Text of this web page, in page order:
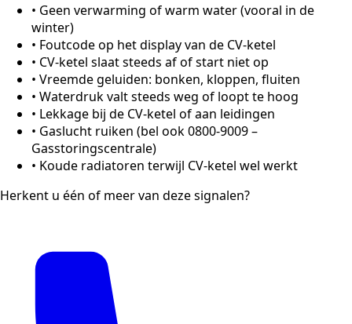
• Geen verwarming of warm water (vooral in de
winter)
• Foutcode op het display van de CV-ketel
• CV-ketel slaat steeds af of start niet op
• Vreemde geluiden: bonken, kloppen, fluiten
• Waterdruk valt steeds weg of loopt te hoog
• Lekkage bij de CV-ketel of aan leidingen
• Gaslucht ruiken (bel ook 0800-9009 –
Gasstoringscentrale)
• Koude radiatoren terwijl CV-ketel wel werkt
Herkent u één of meer van deze signalen?